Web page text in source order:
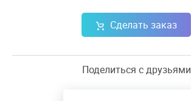
Сделать заказ
Поделиться с друзьями